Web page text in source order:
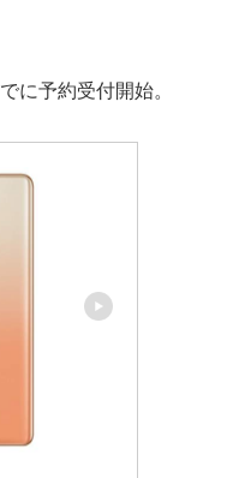
に予約受付開始。